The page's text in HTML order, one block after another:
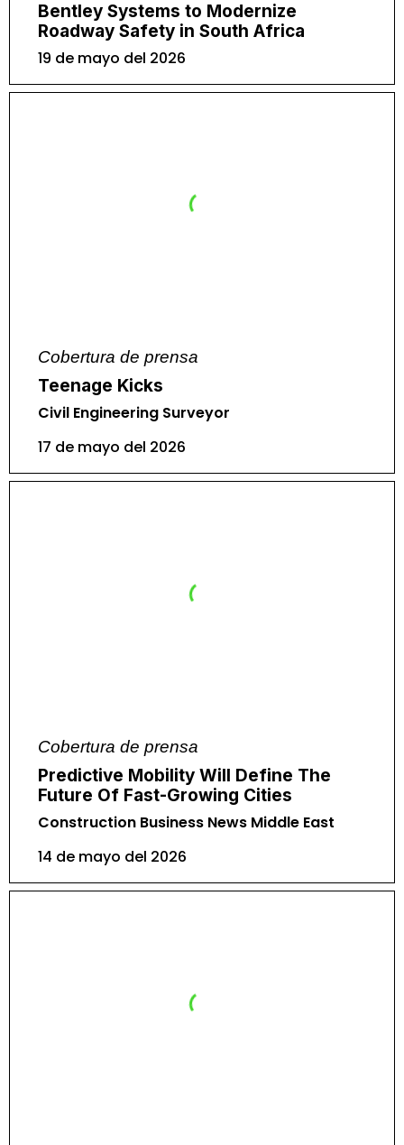
Bentley Systems to Modernize
Roadway Safety in South Africa
19 de mayo del 2026
Cobertura de prensa
Teenage Kicks
Civil Engineering Surveyor
17 de mayo del 2026
Cobertura de prensa
Predictive Mobility Will Define The
Future Of Fast-Growing Cities
Construction Business News Middle East
14 de mayo del 2026